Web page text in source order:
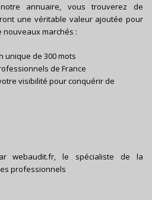
annuaire, vous trouverez de
une véritable valeur ajoutée pour
marchés :
unique de 300 mots
de France
visibilité pour conquérir de
webaudit.fr, le spécialiste de la
professionnels